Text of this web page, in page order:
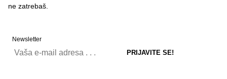
ne zatrebaš.
Newsletter